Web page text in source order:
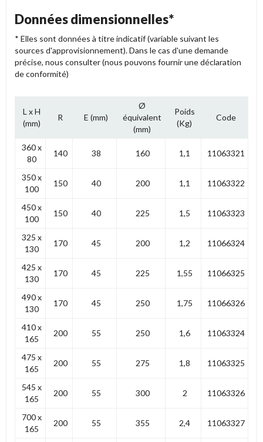
Données dimensionnelles*
* Elles sont données à titre indicatif (variable suivant les
sources d'approvisionnement). Dans le cas d'une demande
précise, nous consulter (nous pouvons fournir une déclaration
de conformité)
L x H
(mm)
R E (mm)
Ø
équivalent
(mm)
Poids
(Kg)
Code
360 x
80
140 38 160 1,1 11063321
350 x
100
150 40 200 1,1 11063322
450 x
100
150 40 225 1,5 11063323
325 x
130
170 45 200 1,2 11066324
425 x
130
170 45 225 1,55 11066325
490 x
130
170 45 250 1,75 11066326
410 x
165
200 55 250 1,6 11063324
475 x
165
200 55 275 1,8 11063325
545 x
165
200 55 300 2 11063326
700 x
165
200 55 355 2,4 11063327